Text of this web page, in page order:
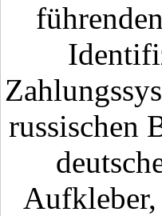
russischen